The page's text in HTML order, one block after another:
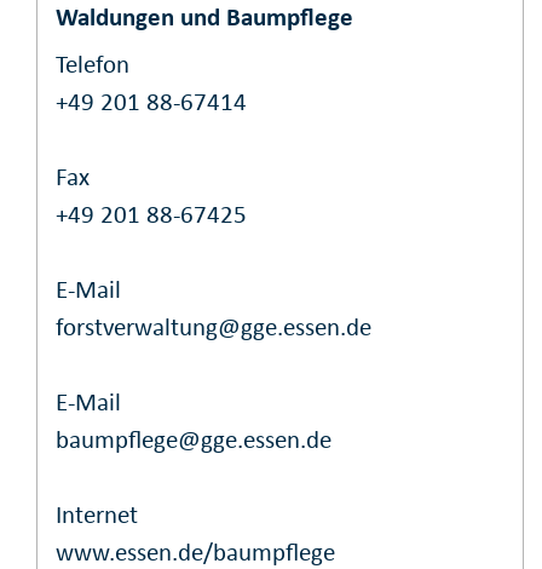
Waldungen und Baumpflege
Telefon
+49 201 88-67414
Fax
+49 201 88-67425
E-Mail
forstverwaltung@gge.essen.de
E-Mail
baumpflege@gge.essen.de
Internet
www.essen.de/baumpflege